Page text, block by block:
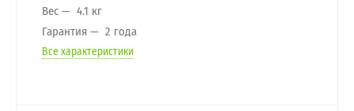
Вес
4.1 кг
Гарантия
2 года
Все характеристики